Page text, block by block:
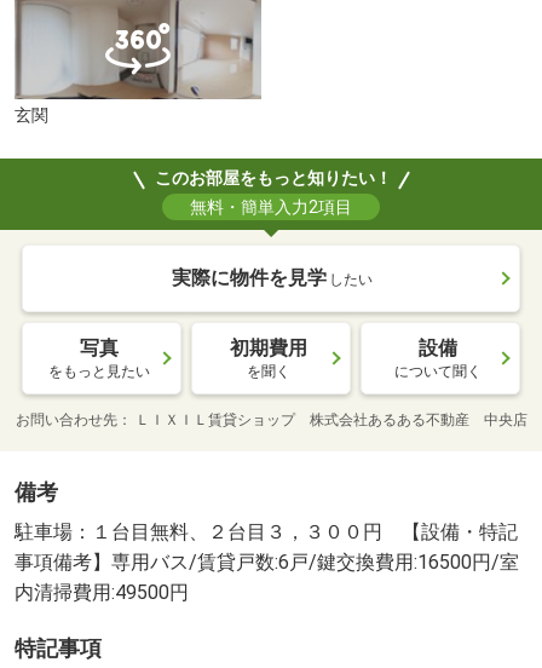
玄関
このお部屋をもっと知りたい！
無料・簡単入力2項目
実際に物件を見学 したい
写真
をもっと見たい
初期費用
を聞く
設備
について聞く
お問い合わせ先 ＬＩＸＩＬ賃貸ショップ 株式会社あるある不動産 中央店
備考
駐車場：１台目無料、２台目３，３００円 【設備・特記
事項備考】専用バス/賃貸戸数:6戸/鍵交換費用:16500円/室
内清掃費用:49500円
特記事項